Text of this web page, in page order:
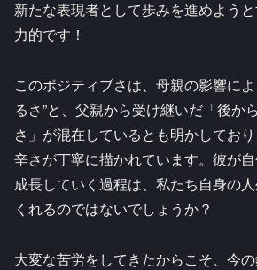
新たな表現者として歩みを進めよう
力的です！
このポジティブさは、母親の影響に
るさ”と、父親から受け継いだ「後か
さ」が混在しているとも明かしてお
辛さが丁寧に描かれています。彼が自
成長していく過程は、私たち自身の
くれるのではないでしょうか？
大変な苦労をしてきたからこそ、今